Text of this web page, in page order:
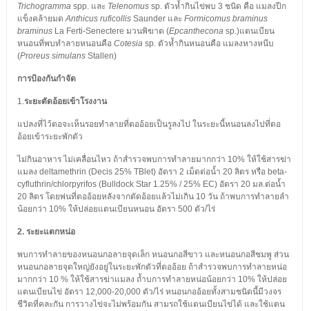
Trichogramma spp. และ Telenomus sp. ตัวห้ำกินไข่พบ 3 ชนิด คือ แมลงปีก
แข็งคล้ายมดAnthicus ruficollisSaunder และ Formicomus braminus
braminus La Ferti-Senectere มวนพิฆาต (Epcanthecona sp.)แตนเบียน
หนอนที่พบทำลายหนอนคือ Cotesia sp. ตัวห้ำกินหนอนคือ แมลงหางหนีบ
(Proreus simulansStallen)
การป้องกันกำจัด
1.ระยะตัดอ้อยเข้าโรงงาน
แปลงที่ไว้ตอจะเห็นรอยทำลายที่ตออ้อยเป็นรูลงไป ในระยะนี้หนอนลงไปที่ตอ
อ้อยเข้าระยะพักตัว
ไม่กินอาหาร ไม่เคลื่อนไหว ถ้าสำรวจพบการทำลายมากกว่า 10% ให้ใช้สารฆ่า
แมลง deltamethrin (Decis 25% TBlet) อัตรา 2 เม็ดต่อน้ำ 20 ลิตร หรือ beta-
cyfluthrin/chlorpyrifos (Bulldock Star 1.25% / 25% EC) อัตรา 20 มล.ต่อน้ำ
20 ลิตร โดยพ่นที่ตออ้อยหลังจากตัดอ้อยแล้วไม่เกิน 10 วัน ถ้าพบการทำลายลำ
น้อยกว่า 10% ให้ปล่อยแตนเบียนหนอน อัตรา 500 ตัว/ไร่
2. ระยะแตกหน่อ
พบการทำลายของหนอนกอลายจุดเล็ก หนอนกอสีขาว และหนอนกอสีชมพู ส่วน
หนอนกอลายจุดใหญ่ยังอยู่ในระยะพักตัวที่ตออ้อย ถ้าสำรวจพบการทำลายหน่อ
มากกว่า 10 % ให้ใช้สารฆ่าแมลง ถ้ำบการทำลายหน่อน้อยกว่า 10% ให้ปล่อย
แตนเบียนไข่ อัตรา 12,000-20,000 ตัว/ไร่ หนอนกออ้อยทั้งสามชนิดนี้มีวงจร
ชีวิตที่คละกัน การวางไข่จะไม่พร้อมกัน สามรถใช้แตนเบียนไข่ได้ และใช้แตน